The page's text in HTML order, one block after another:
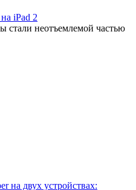
iPad 2
стали неотъемлемой частью
на двух устройствах: